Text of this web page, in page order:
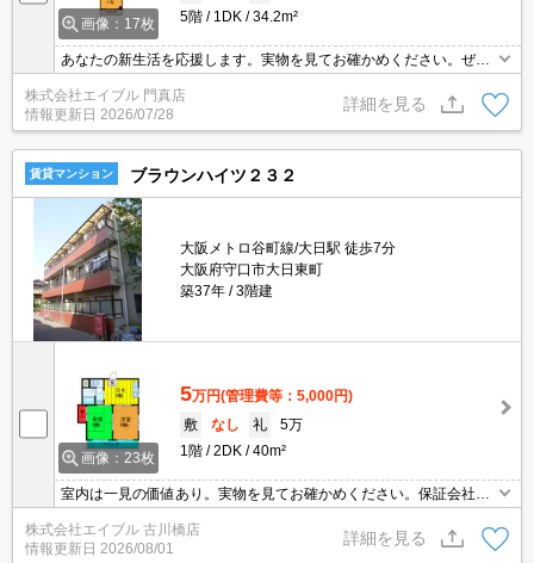
画像：17枚
5階
1DK 34.2m²
あなたの新生活を応援します。実物を見てお確かめください。ぜひ
お問合せください。ちょっと広めのお部屋をお探しのあなたへ。
株式会社エイブル 門真店
情報更新日 2026/07/28
詳細を見る
賃貸マンション ブラウンハイツ２３２
大阪メトロ谷町線/大日駅 徒歩7分
大阪府守口市大日東町
築37年
3階建
画像：23枚
5万円(管理費等：5,000円)
敷
なし 礼
5万
1階
2DK 40m²
室内は一見の価値あり。実物を見てお確かめください。保証会社要
(初回、月額総賃料の50%、更新料1万円/年)。
株式会社エイブル 古川橋店
情報更新日 2026/08/01
詳細を見る